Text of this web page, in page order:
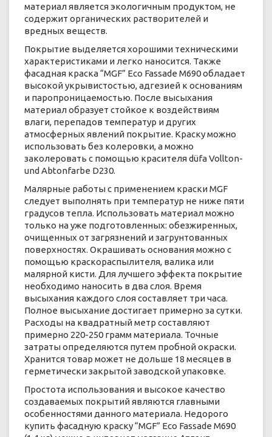
материал является экологичным продуктом, не
содержит органических растворителей и
вредных веществ.
Покрытие выделяется хорошими техническими
характеристиками и легко наносится. Также
фасадная краска “MGF” Eco Fassade М690 обладает
высокой укрывистостью, адгезией к основаниям
и паропроницаемостью. После высыхания
материал образует стойкое к воздействиям
влаги, перепадов температур и других
атмосферных явлений покрытие. Краску можно
использовать без колеровки, а можно
заколеровать с помощью красителя düfa Vollton-
und Abtonfarbe D230.
Малярные работы с применением краски MGF
следует выполнять при температур не ниже пяти
градусов тепла. Использовать материал можно
только на уже подготовленных: обезжиренных,
очищенных от загрязнений и загрунтованных
поверхностях. Окрашивать основания можно с
помощью краскораспылителя, валика или
малярной кисти. Для лучшего эффекта покрытие
необходимо наносить в два слоя. Время
высыхания каждого слоя составляет три часа.
Полное высыхание достигает примерно за сутки.
Расходы на квадратный метр составляют
примерно 220-250 грамм материала. Точные
затраты определяются путем пробной окраски.
Хранится товар может не дольше 18 месяцев в
герметически закрытой заводской упаковке.
Простота использования и высокое качество
создаваемых покрытий являются главными
особенностями данного материала. Недорого
купить фасадную краску “MGF” Eco Fassade М690